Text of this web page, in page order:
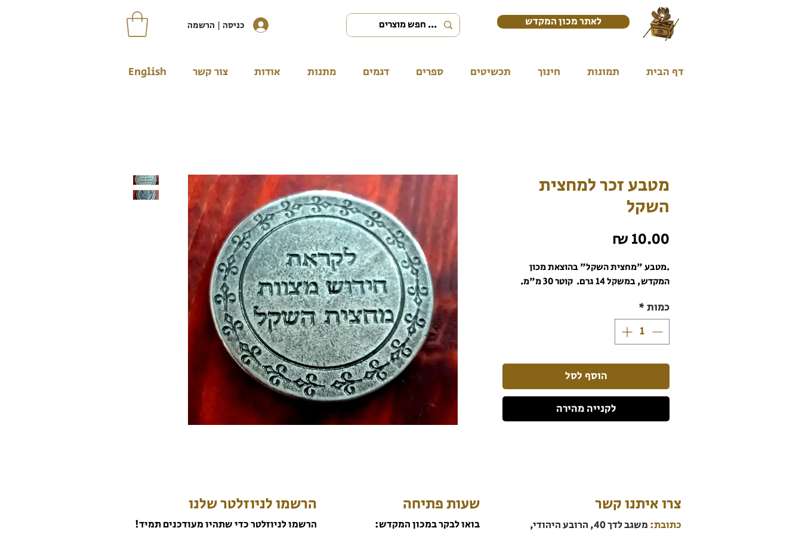
כניסה | הרשמה לאתר מכון המקדש
דף הבית תמונות חינוך תכשיטים ספרים דגמים מתנות אודות צור קשר English
מטבע זכר למחצית
השקל
.מטבע "מחצית השקל" בהוצאת מכון
המקדש, במשקל 14 גרם. קוטר 30 מ"מ.
כמות*
הוסף לסל
לקנייה מהירה
הרשמו לניוזלטר שלנו
הרשמו לניוזלטר כדי שתהיו מעודכנים תמיד!
שעות פתיחה
בואו לבקר במכון המקדש:
צרו איתנו קשר
כתובת:
משגב לדך 40, הרובע היהודי,